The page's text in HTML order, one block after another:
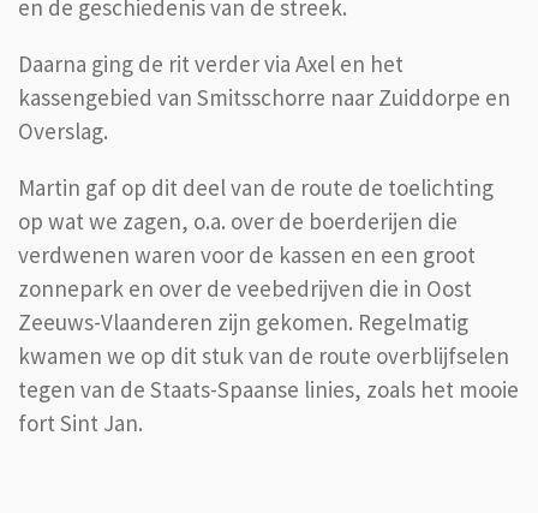
en de geschiedenis van de streek.
Daarna ging de rit verder via Axel en het
kassengebied van Smitsschorre naar Zuiddorpe en
Overslag.
Martin gaf op dit deel van de route de toelichting
op wat we zagen, o.a. over de boerderijen die
verdwenen waren voor de kassen en een groot
zonnepark en over de veebedrijven die in Oost
Zeeuws-Vlaanderen zijn gekomen. Regelmatig
kwamen we op dit stuk van de route overblijfselen
tegen van de Staats-Spaanse linies, zoals het mooie
fort Sint Jan.